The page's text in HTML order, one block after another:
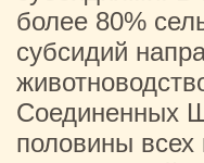
более 80%
субсидий
Соединенных
половины всех